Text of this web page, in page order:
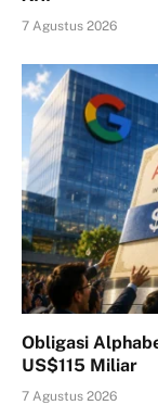
7 Agustus 2026
Obligasi
US$115 Miliar
7 Agustus 2026